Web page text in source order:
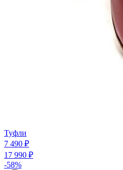
Туфли
7 490 ₽
17 990 ₽
-58%